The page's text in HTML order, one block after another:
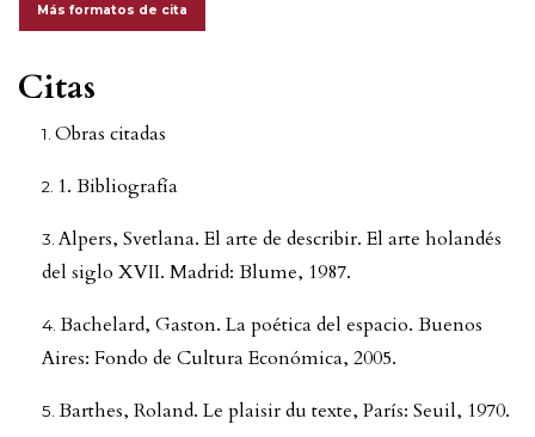
Más formatos de cita
Citas
Obras citadas
1. Bibliografía
Alpers, Svetlana. El arte de describir. El arte holandés
del siglo XVII. Madrid: Blume, 1987.
Bachelard, Gaston. La poética del espacio. Buenos
Aires: Fondo de Cultura Económica, 2005.
Barthes, Roland. Le plaisir du texte, París: Seuil, 1970.